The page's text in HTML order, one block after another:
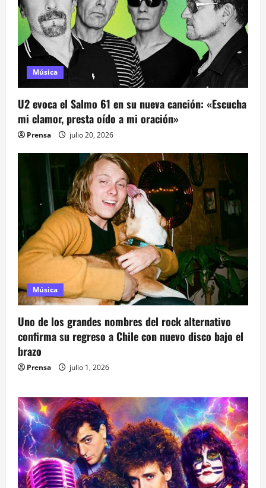
a
s
Música
U2 evoca el Salmo 61 en su nueva canción: «Escucha
mi clamor, presta oído a mi oración»
Prensa julio 20, 2026
Música
Uno de los grandes nombres del rock alternativo
confirma su regreso a Chile con nuevo disco bajo el
brazo
Prensa julio 1, 2026